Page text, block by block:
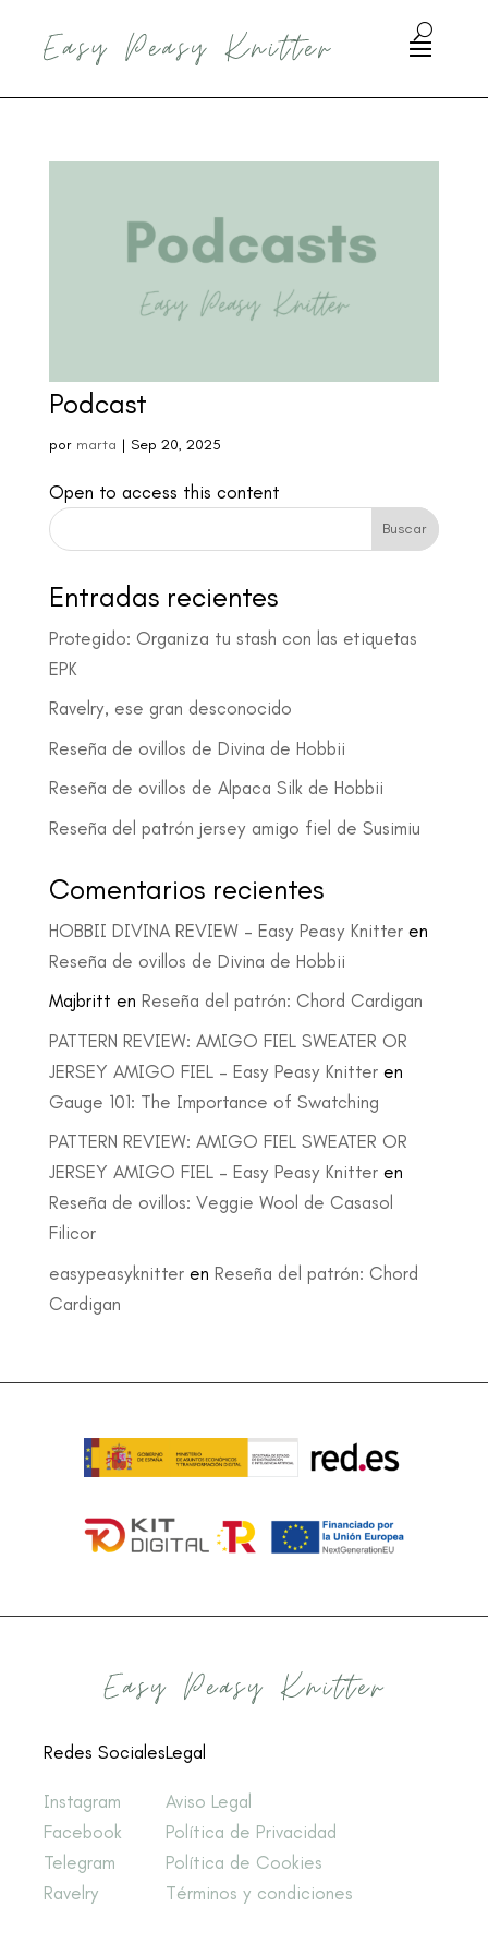
Podcast
por marta | Sep 20, 2025
Open to access this content
Buscar
Entradas recientes
Protegido: Organiza tu stash con las etiquetas
EPK
Ravelry, ese gran desconocido
Reseña de ovillos de Divina de Hobbii
Reseña de ovillos de Alpaca Silk de Hobbii
Reseña del patrón jersey amigo fiel de Susimiu
Comentarios recientes
HOBBII DIVINA REVIEW – Easy Peasy Knitteren
Reseña de ovillos de Divina de Hobbii
Majbritt en Reseña del patrón: Chord Cardigan
PATTERN REVIEW: AMIGO FIEL SWEATER OR
JERSEY AMIGO FIEL – Easy Peasy Knitteren
Gauge 101: The Importance of Swatching
PATTERN REVIEW: AMIGO FIEL SWEATER OR
JERSEY AMIGO FIEL – Easy Peasy Knitteren
Reseña de ovillos: Veggie Wool de Casasol
Filicor
easypeasyknitteren Reseña del patrón: Chord
Cardigan
Redes Sociales
Instagram
Facebook
Telegram
Ravelry
Legal
Aviso Legal
Política de Privacidad
Política de Cookies
Términos y condiciones